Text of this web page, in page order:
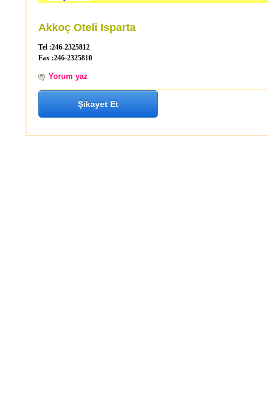
Akkoç Oteli Isparta
Tel :246-2325812
Fax :246-2325810
Yorum yaz
Şikayet Et